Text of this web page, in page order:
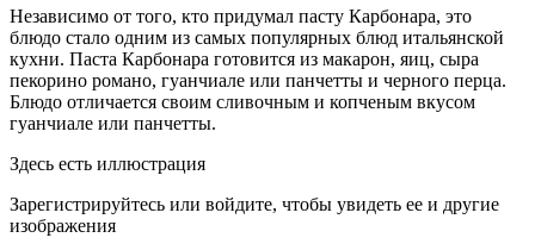
Независимо от того, кто придумал пасту Карбонара, это
блюдо стало одним из самых популярных блюд итальянской
кухни. Паста Карбонара готовится из макарон, яиц, сыра
пекорино романо, гуанчиале или панчетты и черного перца.
Блюдо отличается своим сливочным и копченым вкусом
гуанчиале или панчетты.
Здесь есть иллюстрация
Зарегистрируйтесь или войдите, чтобы увидеть ее и другие
изображения